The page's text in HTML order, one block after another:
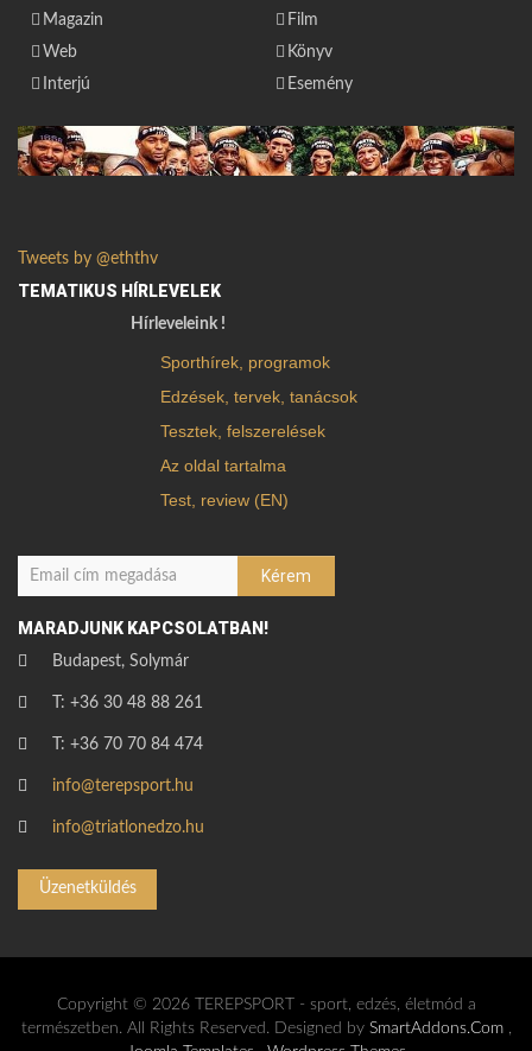
Magazin
Web
Interjú
Film
Könyv
Esemény
Tweets by @eththv
TEMATIKUS HÍRLEVELEK
Hírleveleink !
Sporthírek, programok
Edzések, tervek, tanácsok
Tesztek, felszerelések
Az oldal tartalma
Test, review (EN)
MARADJUNK KAPCSOLATBAN!
Budapest, Solymár
T: +36 30 48 88 261
T: +36 70 70 84 474
info@terepsport.hu
info@triatlonedzo.hu
Üzenetküldés
Copyright © 2026 TEREPSPORT - sport, edzés, életmód a
természetben. All Rights Reserved. Designed by SmartAddons.Com,